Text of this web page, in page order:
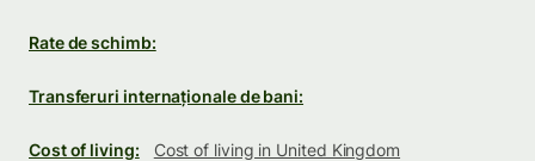
Rate de schimb:
Transferuri internaționale de bani:
Cost of living:
Cost of living in United Kingdom